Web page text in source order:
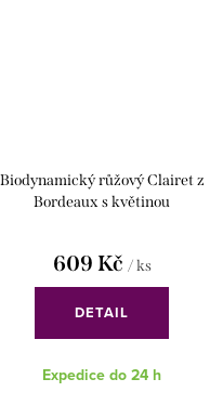
Biodynamický růžový Clairet z
Bordeaux s květinou
609 Kč / ks
DETAIL
Expedice do 24 h